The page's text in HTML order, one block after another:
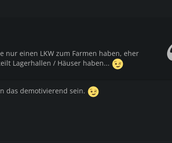
nur einen LKW zum Farmen haben, eher
Lagerhallen / Häuser haben...
das demotivierend sein.